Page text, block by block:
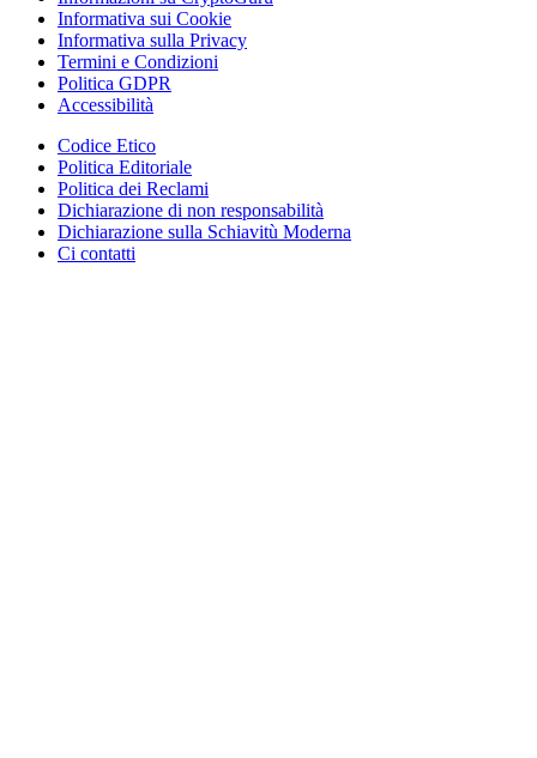
Informativa sui Cookie
Informativa sulla Privacy
Termini e Condizioni
Politica GDPR
Accessibilità
Codice Etico
Politica Editoriale
Politica dei Reclami
Dichiarazione di non responsabilità
Dichiarazione sulla Schiavitù Moderna
Ci contatti